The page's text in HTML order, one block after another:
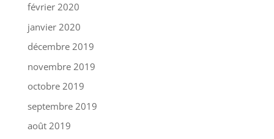
février 2020
janvier 2020
décembre 2019
novembre 2019
octobre 2019
septembre 2019
août 2019